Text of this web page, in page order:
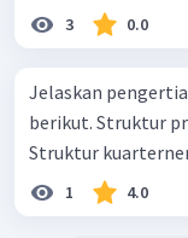
3 0.0
Jelaskan
berikut. Struktur primer Struktur sekunder Struktur tersier
Struktur
1 4.0